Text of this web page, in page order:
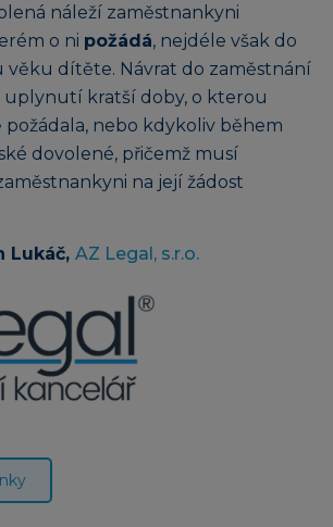
náleží zaměstnankyni
o ni požádá, nejdéle však do
věku dítěte. Návrat do zaměstnání
uplynutí kratší doby, o kterou
nebo kdykoliv během
dovolené, přičemž musí
na její žádost
Lukáč, AZ Legal, s.r.o.